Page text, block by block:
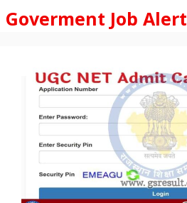
toGoverment Job Alert